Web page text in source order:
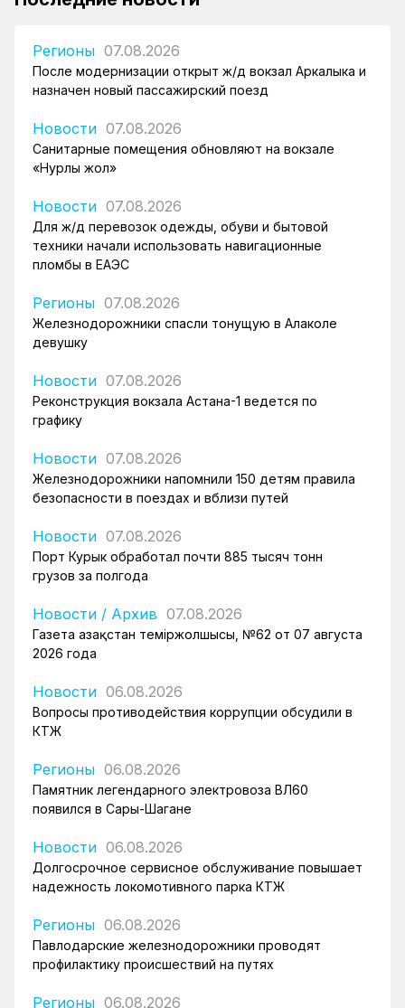
Регионы 07.08.2026
После модернизации открыт ж/д вокзал Аркалыка и
назначен новый пассажирский поезд
Новости 07.08.2026
Санитарные помещения обновляют на вокзале
«Нурлы жол»
Новости 07.08.2026
Для ж/д перевозок одежды, обуви и бытовой
техники начали использовать навигационные
пломбы в ЕАЭС
Регионы 07.08.2026
Железнодорожники спасли тонущую в Алаколе
девушку
Новости 07.08.2026
Реконструкция вокзала Астана-1 ведется по
графику
Новости 07.08.2026
Железнодорожники напомнили 150 детям правила
безопасности в поездах и вблизи путей
Новости 07.08.2026
Порт Курык обработал почти 885 тысяч тонн
грузов за полгода
Новости / Архив 07.08.2026
Газета Қазақстан теміржолшысы, №62 от 07 августа
2026 года
Новости 06.08.2026
Вопросы противодействия коррупции обсудили в
КТЖ
Регионы 06.08.2026
Памятник легендарного электровоза ВЛ60
появился в Сары-Шагане
Новости 06.08.2026
Долгосрочное сервисное обслуживание повышает
надежность локомотивного парка КТЖ
Регионы 06.08.2026
Павлодарские железнодорожники проводят
профилактику происшествий на путях
Регионы 06.08.2026